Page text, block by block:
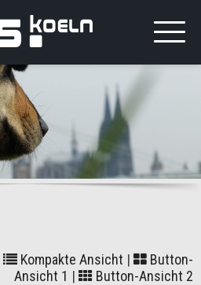
Kompakte Ansicht |
Button-
Ansicht 1 | Button-Ansicht 2